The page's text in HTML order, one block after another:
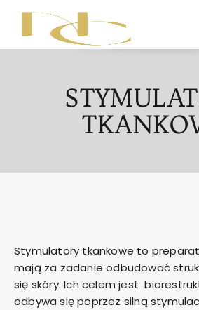
Stymulatory tkankowe to
mają za zadanie odbudować
się skóry. Ich celem jest
odbywa się poprzez silną